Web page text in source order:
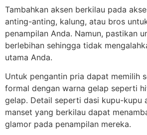
Tambahkan aksen berkilau pada
anting-anting, kalung, atau bros
penampilan Anda. Namun, pastikan
berlebihan sehingga tidak
utama Anda.
Untuk pengantin pria dapat memilih
formal dengan warna gelap seperti
gelap. Detail seperti dasi kupu-kupu
manset yang berkilau dapat
glamor pada penampilan mereka.